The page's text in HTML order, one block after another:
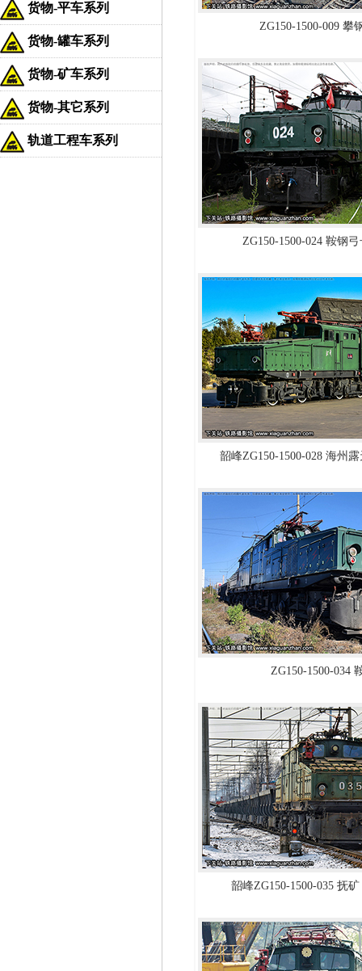
货物-平车系列
货物-罐车系列
货物-矿车系列
货物-其它系列
轨道工程车系列
ZG150-1500-009 攀
ZG150-1500-024 鞍钢
韶峰ZG150-1500-028 海州
ZG150-1500-034
韶峰ZG150-1500-035 抚